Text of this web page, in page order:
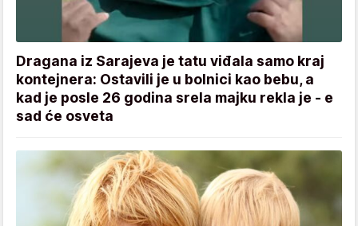
Dragana iz Sarajeva je tatu viđala samo kraj
kontejnera: Ostavili je u bolnici kao bebu, a
kad je posle 26 godina srela majku rekla je - e
sad će osveta